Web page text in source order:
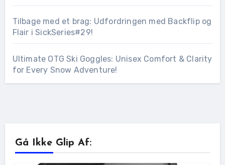
Tilbage med et brag: Udfordringen med Backflip og
Flair i SickSeries#29!
Ultimate OTG Ski Goggles: Unisex Comfort & Clarity
for Every Snow Adventure!
Gå Ikke Glip Af: